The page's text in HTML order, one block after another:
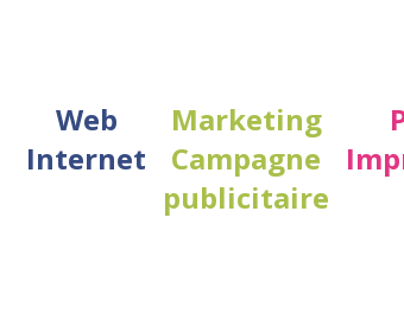
Web
Internet
Marketing
Campagne
publicitaire